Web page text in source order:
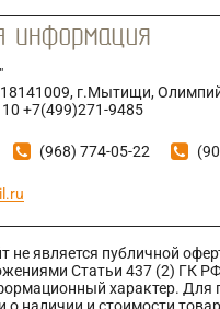
г.Мытищи,
10 +7(499)271-9485
(968) 774-05-22
не является публичной
Статьи 437 (2) ГК
характер. Для